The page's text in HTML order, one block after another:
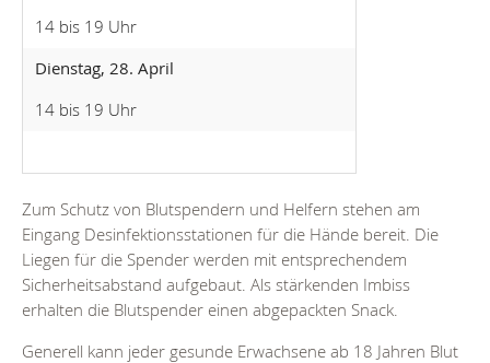
14 bis 19 Uhr
Dienstag, 28. April
14 bis 19 Uhr
Zum Schutz von Blutspendern und Helfern stehen am
Eingang Desinfektionsstationen für die Hände bereit. Die
Liegen für die Spender werden mit entsprechendem
Sicherheitsabstand aufgebaut. Als stärkenden Imbiss
erhalten die Blutspender einen abgepackten Snack.
Generell kann jeder gesunde Erwachsene ab 18 Jahren Blut